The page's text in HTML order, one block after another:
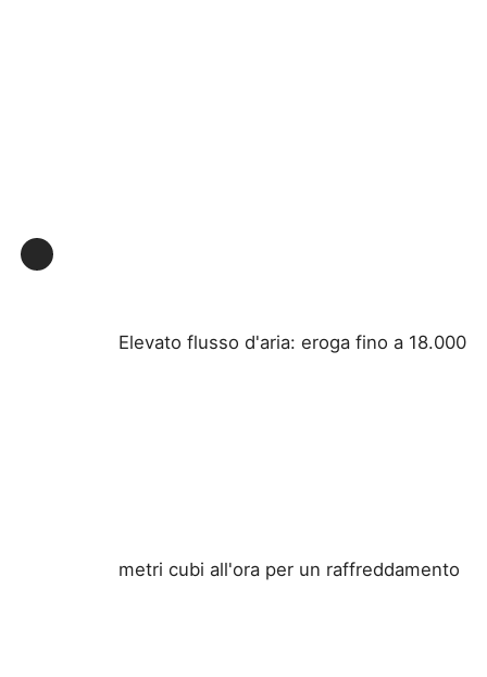
Fatory Tour
Elevato flusso d'aria: eroga fino a 18.000
metri cubi all'ora per un raffreddamento